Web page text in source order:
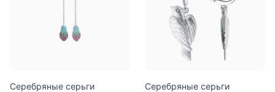
Серебряные серьги
Серебряные серьги